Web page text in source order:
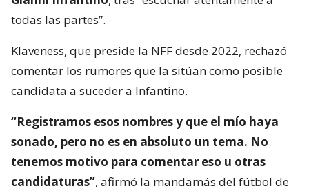
todas las partes”.
Klaveness, que preside la NFF desde 2022, rechazó
comentar los rumores que la sitúan como posible
candidata a suceder a Infantino.
“Registramos esos nombres y que el mío haya
sonado, pero no es en absoluto un tema. No
tenemos motivo para comentar eso u otras
candidaturas”, afirmó la mandamás del fútbol de